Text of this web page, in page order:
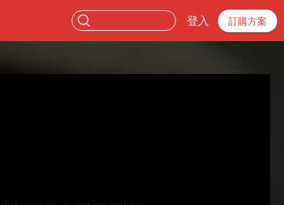
登入 訂購方案